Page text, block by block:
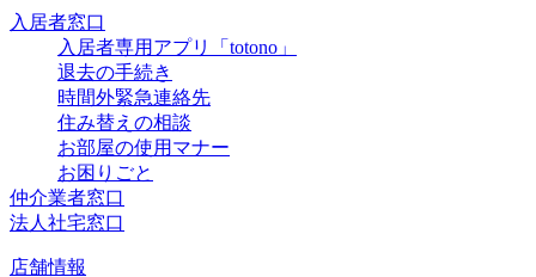
入居者窓口
入居者専用アプリ「totono」
退去の手続き
時間外緊急連絡先
住み替えの相談
お部屋の使用マナー
お困りごと
仲介業者窓口
法人社宅窓口
店舗情報